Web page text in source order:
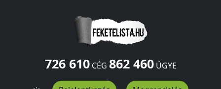
726 610CÉG 862 460ÜGYE